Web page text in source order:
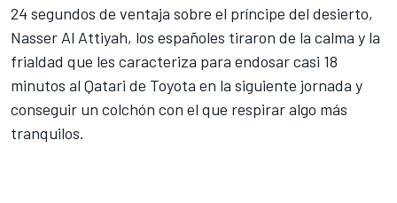
24 segundos de ventaja sobre el príncipe del desierto,
Nasser Al Attiyah, los españoles tiraron de la calma y la
frialdad que les caracteriza para endosar casi 18
minutos al Qatari de Toyota en la siguiente jornada y
conseguir un colchón con el que respirar algo más
tranquilos.